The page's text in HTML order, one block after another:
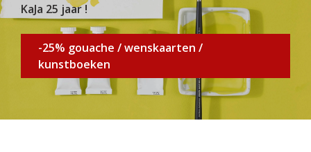
KaJa 25 jaar !
-25% gouache / wenskaarten /
kunstboeken